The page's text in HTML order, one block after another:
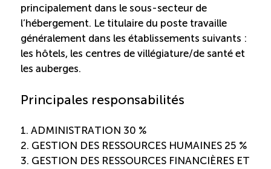
Balados
Diffusion d’offres d’emploi en ligne
Programmes d’aide et subventions
Recrutement de travailleurs étrangers
Ressources
principalement dans le sous-secteur de
l’hébergement. Le titulaire du poste travaille
généralement dans les établissements suivants :
les hôtels, les centres de villégiature/de santé et
les auberges.
Principales responsabilités
1. ADMINISTRATION 30 %
2. GESTION DES RESSOURCES HUMAINES 25 %
3. GESTION DES RESSOURCES FINANCIÈRES ET